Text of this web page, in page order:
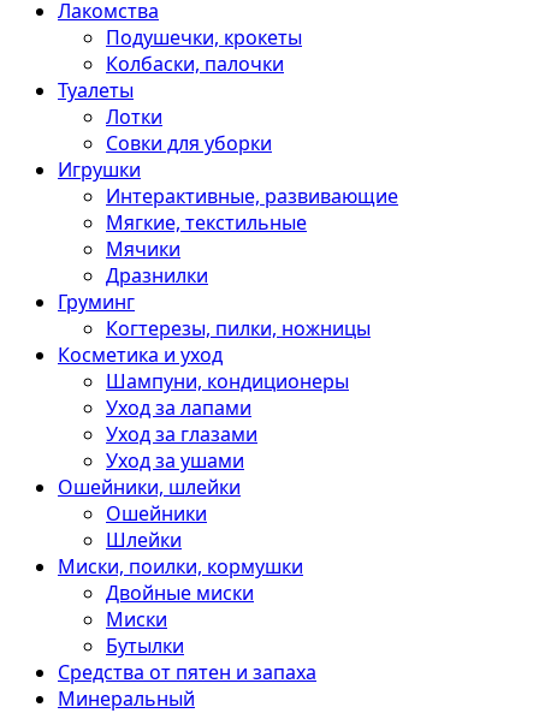
Лакомства
Подушечки, крокеты
Колбаски, палочки
Туалеты
Лотки
Совки для уборки
Игрушки
Интерактивные, развивающие
Мягкие, текстильные
Мячики
Дразнилки
Груминг
Когтерезы, пилки, ножницы
Косметика и уход
Шампуни, кондиционеры
Уход за лапами
Уход за глазами
Уход за ушами
Ошейники, шлейки
Ошейники
Шлейки
Миски, поилки, кормушки
Двойные миски
Миски
Бутылки
Средства от пятен и запаха
Минеральный